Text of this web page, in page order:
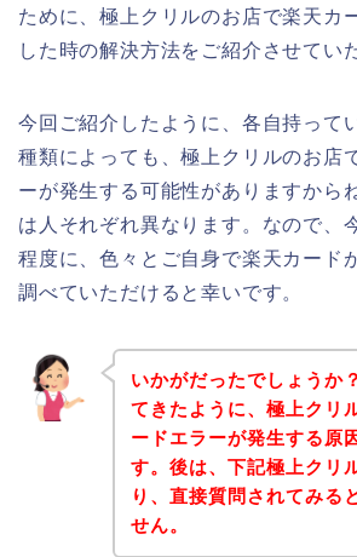
ために、極上クリルのお店で楽天カ
した時の解決方法をご紹介させてい
今回ご紹介したように、各自持って
種類によっても、極上クリルのお店
ーが発生する可能性がありますから
は人それぞれ異なります。なので、
程度に、色々とご自身で楽天カード
調べていただけると幸いです。
いかがだったでしょうか
てきたように、極上クリ
ードエラーが発生する原
す。後は、下記極上クリ
り、直接質問されてみる
せん。